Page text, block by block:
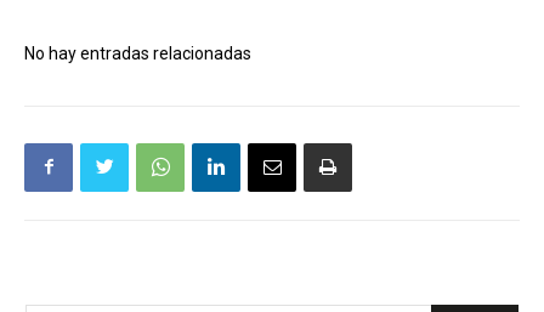
No hay entradas relacionadas